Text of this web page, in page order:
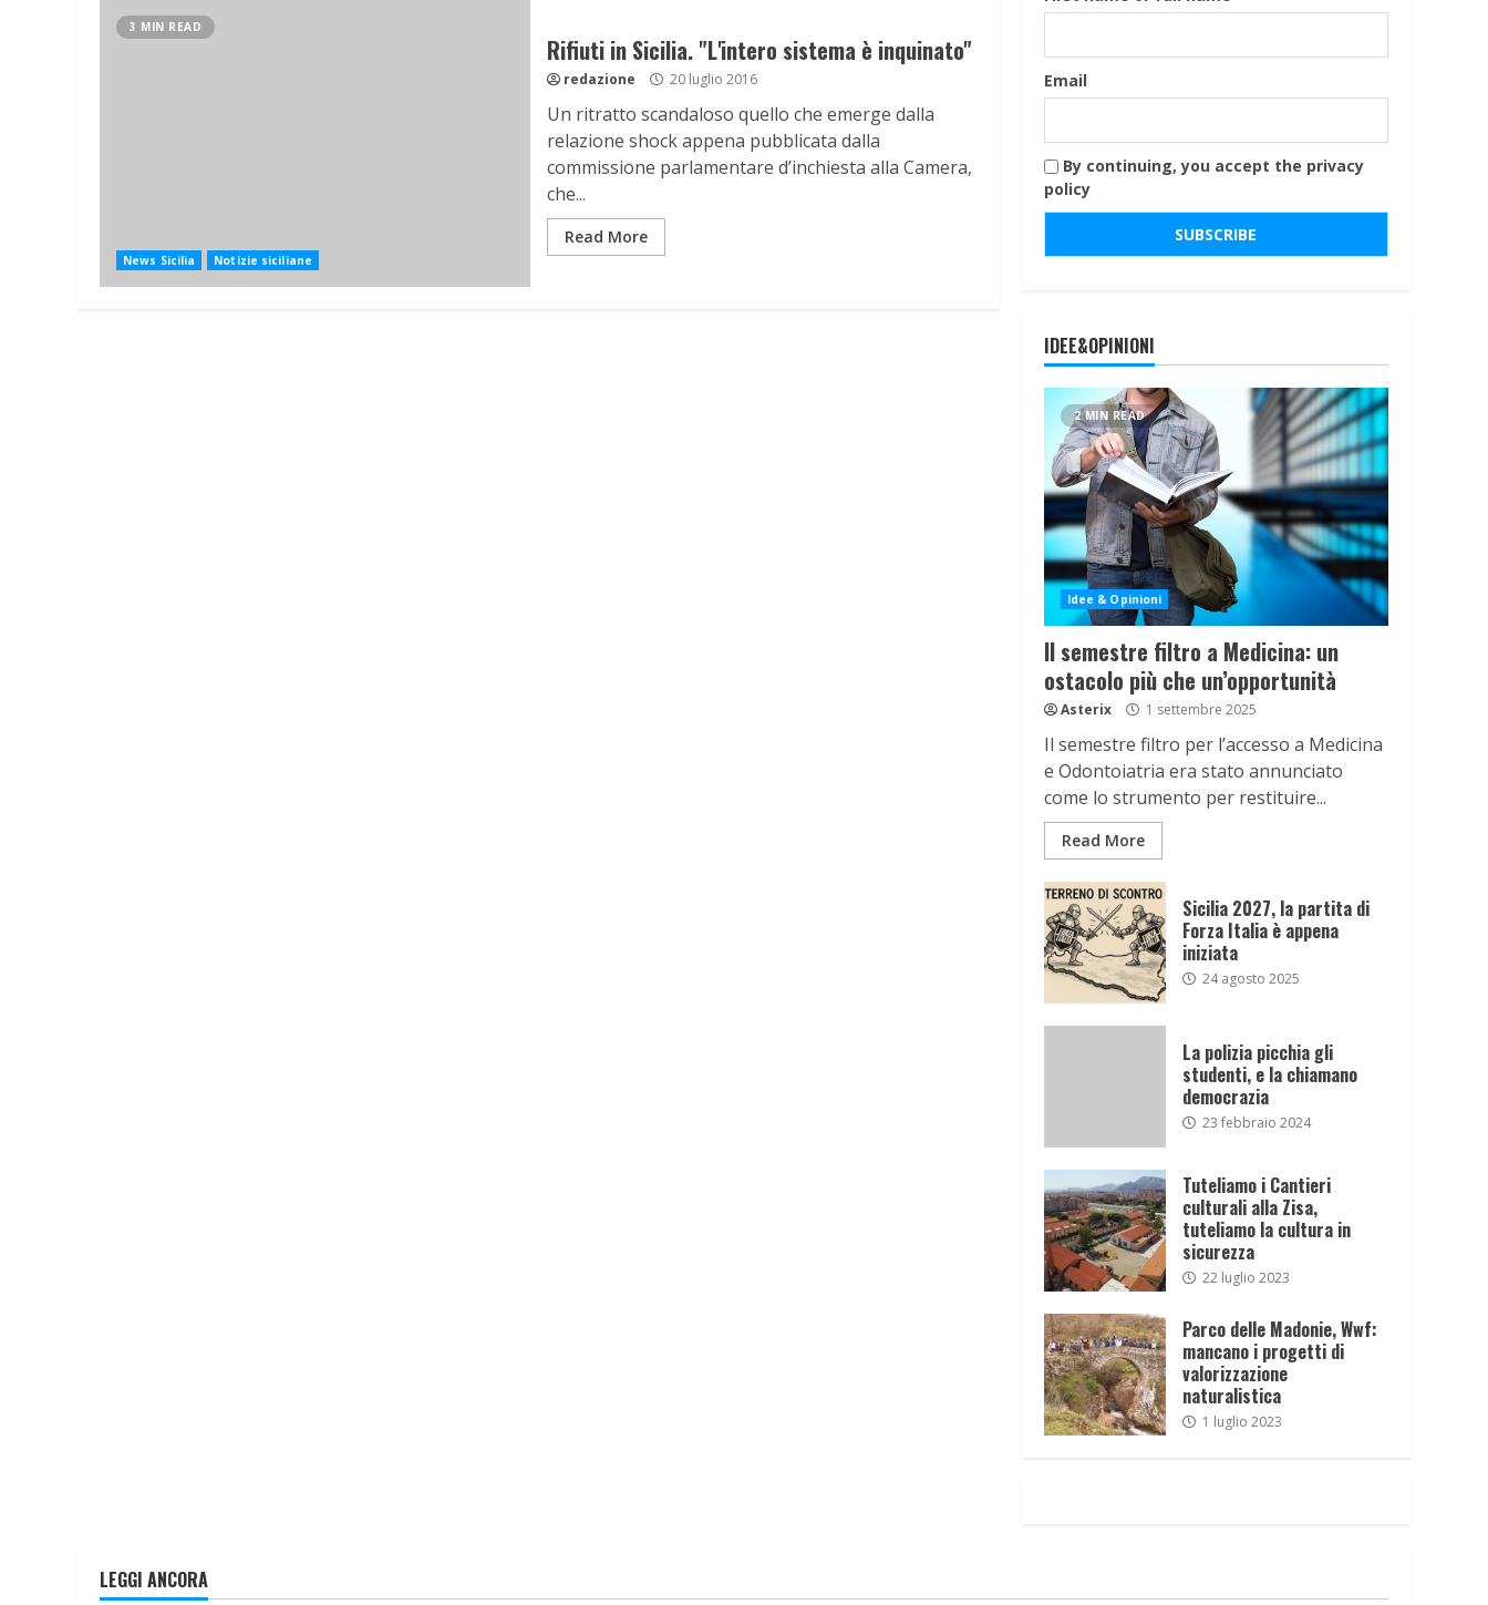
3 MIN READ
News Sicilia Notizie siciliane
Rifiuti in Sicilia. "L'intero sistema è inquinato"
redazione 20 luglio 2016
Un ritratto scandaloso quello che emerge dalla
relazione shock appena pubblicata dalla
commissione parlamentare d’inchiesta alla Camera,
che...
Read More
Email
By continuing, you accept the privacy
policy
IDEE&OPINIONI
2 MIN READ
Idee & Opinioni
Il semestre filtro a Medicina: un
ostacolo più che un’opportunità
Asterix 1 settembre 2025
Il semestre filtro per l’accesso a Medicina
e Odontoiatria era stato annunciato
come lo strumento per restituire...
Read More
Sicilia 2027, la partita di
Forza Italia è appena
iniziata
24 agosto 2025
La polizia picchia gli
studenti, e la chiamano
democrazia
23 febbraio 2024
Tuteliamo i Cantieri
culturali alla Zisa,
tuteliamo la cultura in
sicurezza
22 luglio 2023
Parco delle Madonie, Wwf:
mancano i progetti di
valorizzazione
naturalistica
1 luglio 2023
LEGGI ANCORA